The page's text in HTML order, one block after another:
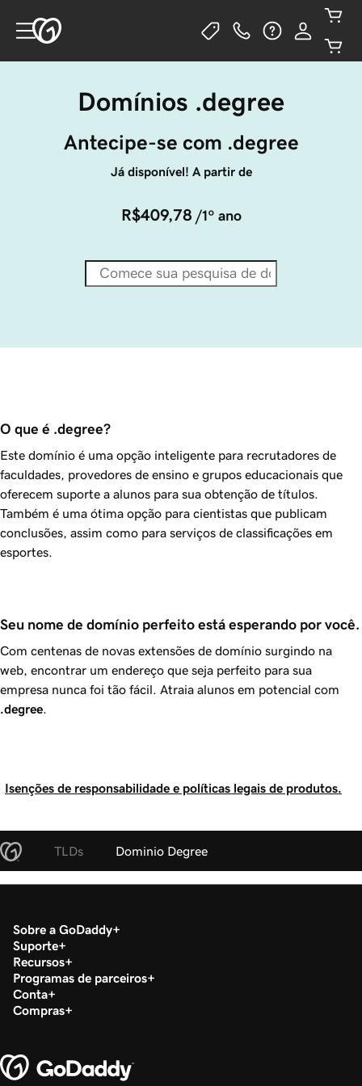
Domínios .degree
Antecipe-se com .degree
Já disponível! A partir de
R$409,78 /1º ano
O que é .degree?
Este domínio é uma opção inteligente para recrutadores de
faculdades, provedores de ensino e grupos educacionais que
oferecem suporte a alunos para sua obtenção de títulos.
Também é uma ótima opção para cientistas que publicam
conclusões, assim como para serviços de classificações em
esportes.
Seu nome de domínio perfeito está esperando por você.
Com centenas de novas extensões de domínio surgindo na
web, encontrar um endereço que seja perfeito para sua
empresa nunca foi tão fácil. Atraia alunos em potencial com
.degree
Isenções de responsabilidade e políticas legais de produtos.
TLDs Dominio Degree
Sobre a GoDaddy
Suporte
Recursos
Programas de parceiros
Conta
Compras